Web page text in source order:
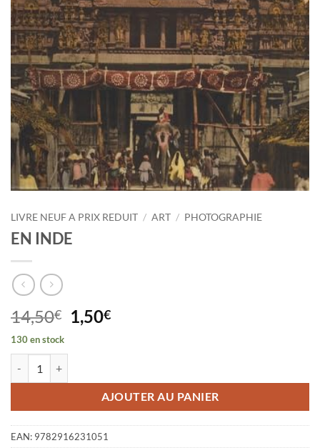
LIVRE NEUF A PRIX REDUIT / ART / PHOTOGRAPHIE
EN INDE
14,50€
Le
prix
14,50€.
1,50€Le
1,50€.
130 en stock
AJOUTER AU PANIER
EAN: 9782916231051